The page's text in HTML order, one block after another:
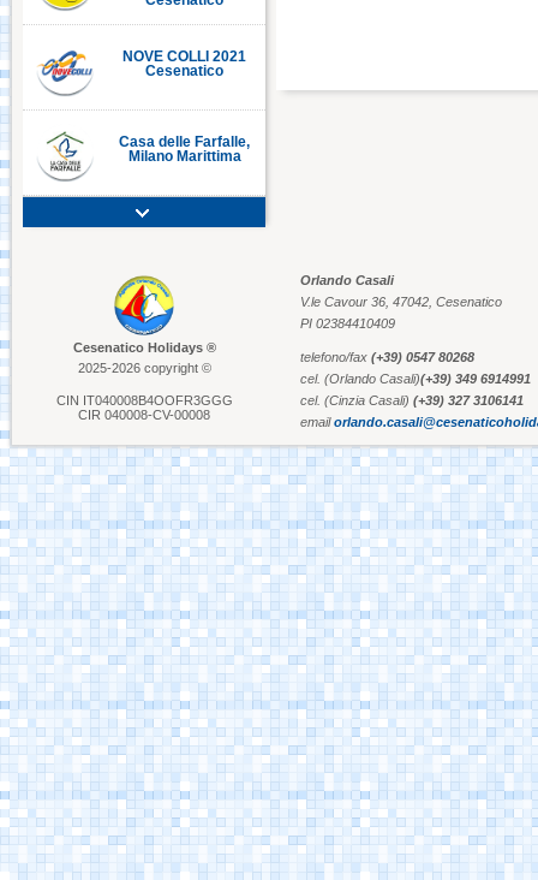
NOVE COLLI 2021
Cesenatico
Casa delle Farfalle,
Milano Marittima
Adriatic Golf Club
Mirabilandia Ravenna
Aquafan Riccione
Parco Oltremare -
Fiabilandia Rimini
Italia in Miniatura -
Rimini
Le Navi Acquario -
Cattolica
Porto Canale Cervia
Cesenatico Holidays ®
2025-2026 copyright ©
CIN IT040008B4OOFR3GGG
CIR 040008-CV-00008
Orlando Casali
V.le Cavour 36, 47042, Cesenatico
PI 02384410409
telefono/fax (+39) 0547 80268
cel. (Orlando Casali)(+39) 349 6914991
cel. (Cinzia Casali) (+39) 327 3106141
email